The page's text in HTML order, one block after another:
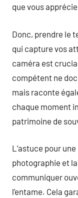
que vous
Donc, prendre le
qui capture vos
caméra est
compétent ne
mais raconte
chaque moment
patrimoine de
L’astuce pour
photographie et
communiquer
l’entame. Cela